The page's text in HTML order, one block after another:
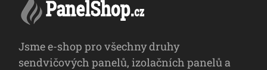
Jsme e-shop pro všechny druhy
sendvičových panelů, izolačních panelů a